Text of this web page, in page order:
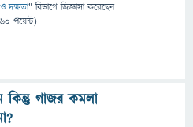
ও দক্ষতা" বিভাগে জিজ্ঞাসাকরেছেন
পয়েন্ট)
কিন্তু গাজর কমলা